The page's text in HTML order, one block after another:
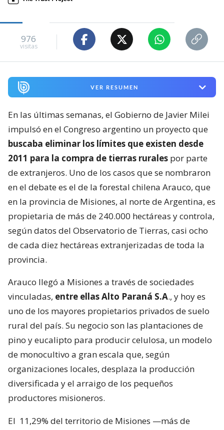
976
visitas
VER RESUMEN
En las últimas semanas, el Gobierno de Javier Milei
impulsó en el Congreso argentino un proyecto que
buscaba eliminar los límites que existen desde
2011 para la compra de tierras rurales por parte
de extranjeros. Uno de los casos que se nombraron
en el debate es el de la forestal chilena Arauco, que
en la provincia de Misiones, al norte de Argentina, es
propietaria de más de 240.000 hectáreas y controla,
según datos del Observatorio de Tierras, casi ocho
de cada diez hectáreas extranjerizadas de toda la
provincia.
Arauco llegó a Misiones a través de sociedades
vinculadas, entre ellas Alto Paraná S.A., y hoy es
uno de los mayores propietarios privados de suelo
rural del país. Su negocio son las plantaciones de
pino y eucalipto para producir celulosa, un modelo
de monocultivo a gran escala que, según
organizaciones locales, desplaza la producción
diversificada y el arraigo de los pequeños
productores misioneros.
El 11,29% del territorio de Misiones —más de